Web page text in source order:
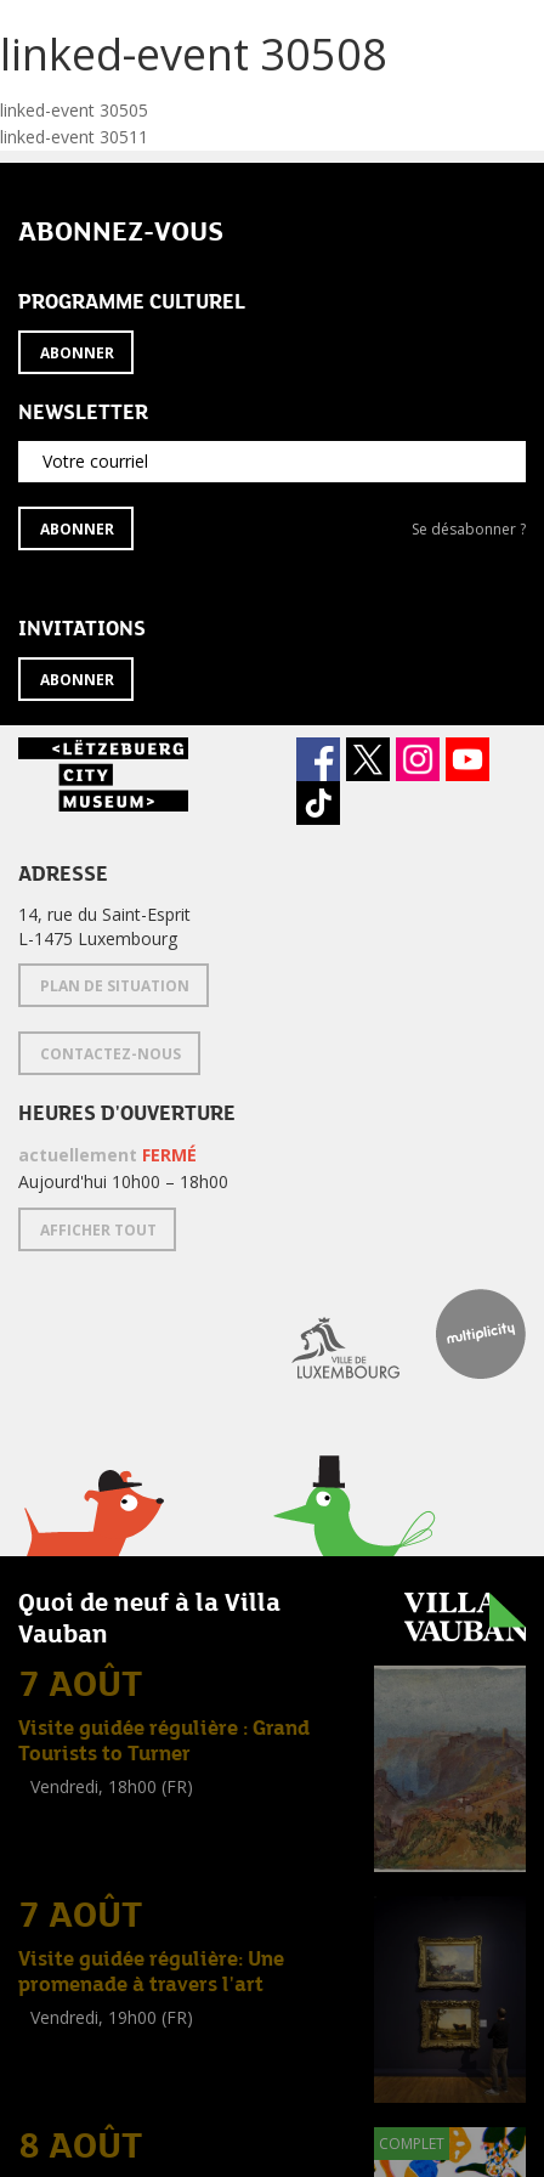
linked-event 30508
Navigation
de
l’article
linked-event 30505
linked-event 30511
ABONNEZ-VOUS
PROGRAMME CULTUREL
ABONNER
NEWSLETTER
Votre courriel
S'ABONNER
À
ABONNER
Se
Se désabonner ?
INVITATIONS
ABONNER
ADRESSE
14, rue du Saint-Esprit
L-1475 Luxembourg
PLAN DE SITUATION
CONTACTEZ-NOUS
HEURES D'OUVERTURE
actuellement FERMÉ
Aujourd'hui 10h00 – 18h00
AFFICHER TOUT
Quoi de neuf à la Villa
Vauban
7 AOÛT
Visite guidée régulière : Grand
Tourists to Turner
Vendredi, 18h00 (FR)
7 AOÛT
Visite guidée régulière: Une
promenade à travers l'art
Vendredi, 19h00 (FR)
8 AOÛT COMPLET